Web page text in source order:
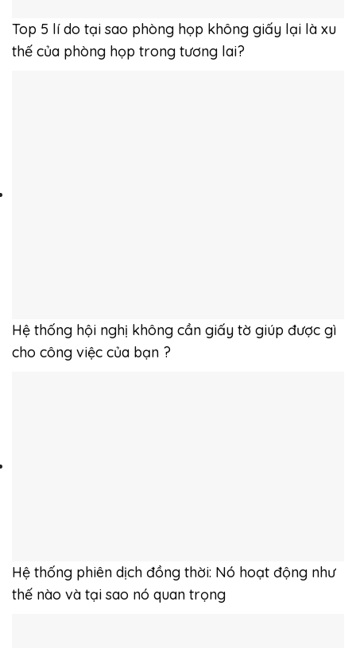
Top 5 lí do tại sao phòng họp không giấy lại là xu
thế của phòng họp trong tương lai?
Hệ thống hội nghị không cần giấy tờ giúp được gì
cho công việc của bạn ?
Hệ thống phiên dịch đồng thời: Nó hoạt động như
thế nào và tại sao nó quan trọng